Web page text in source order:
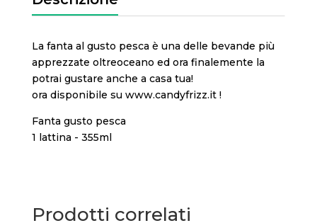
La fanta al gusto pesca è una delle bevande più
apprezzate oltreoceano ed ora finalemente la
potrai gustare anche a casa tua!
ora disponibile su www.candyfrizz.it !
Fanta gusto pesca
1 lattina - 355ml
Prodotti correlati